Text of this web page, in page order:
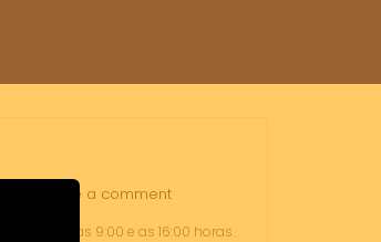
Leave a comment
entre as 9:00 e as 16:00 horas.